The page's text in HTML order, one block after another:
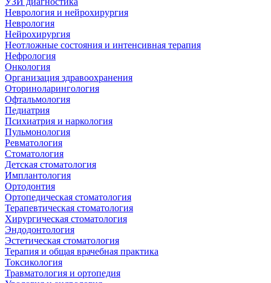
Неврология и нейрохирургия
Неврология
Нейрохирургия
Неотложные состояния и интенсивная терапия
Нефрология
Онкология
Организация здравоохранения
Оториноларингология
Офтальмология
Педиатрия
Психиатрия и наркология
Пульмонология
Ревматология
Стоматология
Детская стоматология
Имплантология
Ортодонтия
Ортопедическая стоматология
Терапевтическая стоматология
Хирургическая стоматология
Эндодонтология
Эстетическая стоматология
Терапия и общая врачебная практика
Токсикология
Травматология и ортопедия